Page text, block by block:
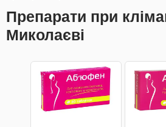
Препарати при
Миколаєві